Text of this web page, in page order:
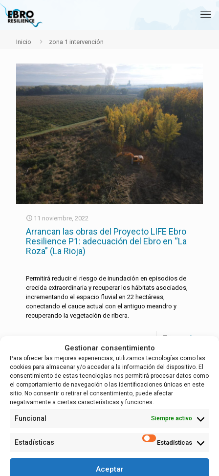
Gestionar consentimiento
Para ofrecer las mejores experiencias, utilizamos tecnologías como las
cookies para almacenar y/o acceder a la información del dispositivo. El
consentimiento de estas tecnologías nos permitirá procesar datos como
el comportamiento de navegación o las identificaciones únicas en este
sitio. No consentir o retirar el consentimiento, puede afectar
negativamente a ciertas características y funciones.
Funcional Siempre activo
Estadísticas Estadísticas
Aceptar
Inicio zona 1 intervención
11 noviembre, 2022
Arrancan las obras del Proyecto LIFE Ebro
Resilience P1: adecuación del Ebro en “La
Roza” (La Rioja)
Permitirá reducir el riesgo de inundación en episodios de
crecida extraordinaria y recuperar los hábitats asociados,
incrementando el espacio fluvial en 22 hectáreas,
conectando el cauce actual con el antiguo meandro y
recuperando la vegetación de ribera.
Leer más
Español